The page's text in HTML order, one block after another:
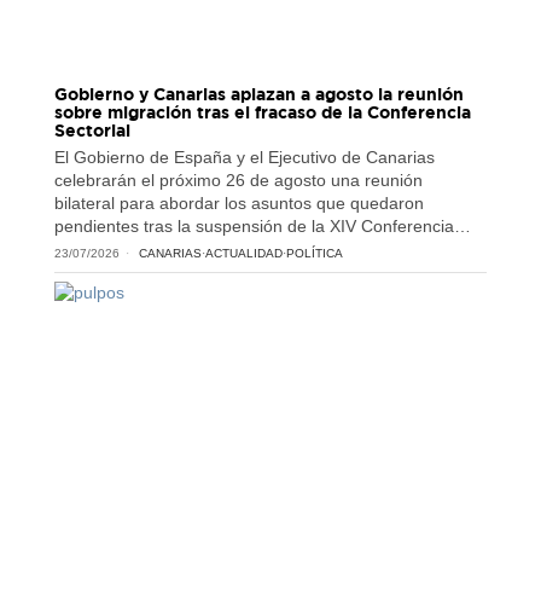
Gobierno y Canarias aplazan a agosto la reunión
sobre migración tras el fracaso de la Conferencia
Sectorial
El Gobierno de España y el Ejecutivo de Canarias
celebrarán el próximo 26 de agosto una reunión
bilateral para abordar los asuntos que quedaron
pendientes tras la suspensión de la XIV Conferencia…
23/07/2026 CANARIAS·ACTUALIDAD·POLÍTICA